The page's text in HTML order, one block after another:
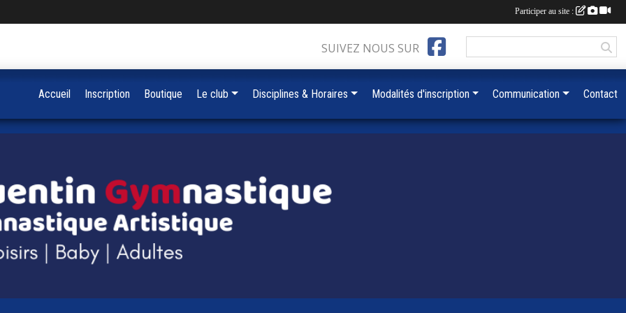
SUIVEZ NOUS SUR
Accueil Inscription Boutique Le club Disciplines & Horaires Modalités d'inscription Communication Contact
Participer au site :